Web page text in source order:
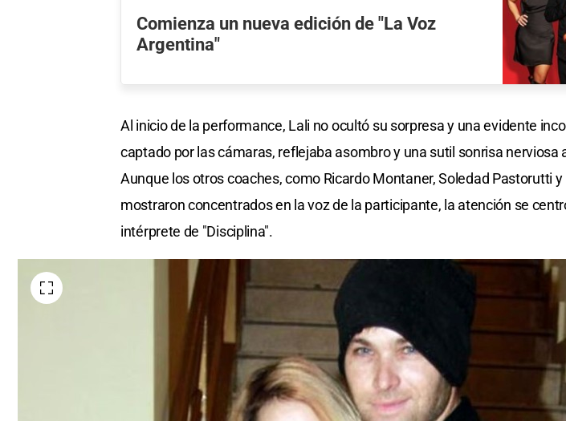
Comienza un nueva edición de "La Voz
Argentina"
Al inicio de la performance, Lali no ocultó su sorpresa y una evidente
captado por las cámaras, reflejaba asombro y una sutil sonrisa nerviosa
Aunque los otros coaches, como Ricardo Montaner, Soledad Pastorutti y
mostraron concentrados en la voz de la participante, la atención se
intérprete de "Disciplina".